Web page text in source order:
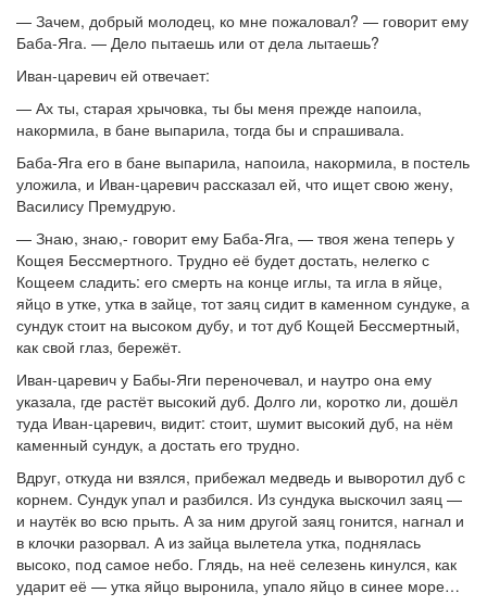
— Зачем, добрый молодец, ко мне пожаловал? — говорит ему
Баба-Яга. — Дело пытаешь или от дела лытаешь?
Иван-царевич ей отвечает:
— Ах ты, старая хрычовка, ты бы меня прежде напоила,
накормила, в бане выпарила, тогда бы и спрашивала.
Баба-Яга его в бане выпарила, напоила, накормила, в постель
уложила, и Иван-царевич рассказал ей, что ищет свою жену,
Василису Премудрую.
— Знаю, знаю,- говорит ему Баба-Яга, — твоя жена теперь у
Кощея Бессмертного. Трудно её будет достать, нелегко с
Кощеем сладить: его смерть на конце иглы, та игла в яйце,
яйцо в утке, утка в зайце, тот заяц сидит в каменном сундуке, а
сундук стоит на высоком дубу, и тот дуб Кощей Бессмертный,
как свой глаз, бережёт.
Иван-царевич у Бабы-Яги переночевал, и наутро она ему
указала, где растёт высокий дуб. Долго ли, коротко ли, дошёл
туда Иван-царевич, видит: стоит, шумит высокий дуб, на нём
каменный сундук, а достать его трудно.
Вдруг, откуда ни взялся, прибежал медведь и выворотил дуб с
корнем. Сундук упал и разбился. Из сундука выскочил заяц —
и наутёк во всю прыть. А за ним другой заяц гонится, нагнал и
в клочки разорвал. А из зайца вылетела утка, поднялась
высоко, под самое небо. Глядь, на неё селезень кинулся, как
ударит её — утка яйцо выронила, упало яйцо в синее море…